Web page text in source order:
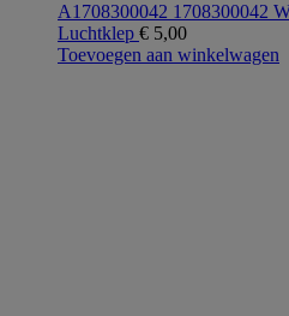
A1708300042 1708300042
Luchtklep € 5,00
Toevoegen aan winkelwagen